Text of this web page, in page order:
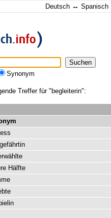
Deutsch ↔ Spanisch
Synonym
Treffer für "begleiterin":
Hälfte